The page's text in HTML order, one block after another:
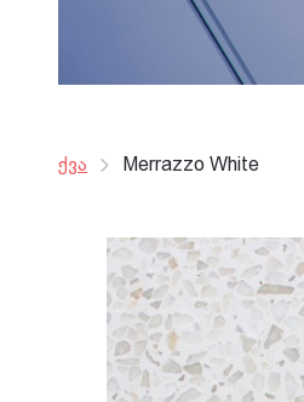
ქვა Merrazzo White